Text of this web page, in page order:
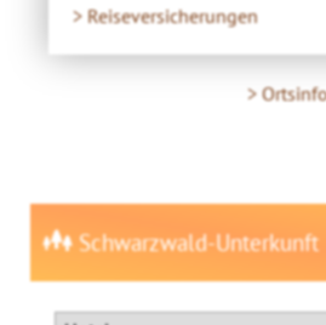
> Reiseversicherungen
>
Schwarzwald-Unterkunft